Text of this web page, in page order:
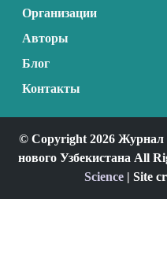
Организации
Авторы
Блог
Контакты
© Copyright 2026 Журнал
нового Узбекистана All
Science | Site